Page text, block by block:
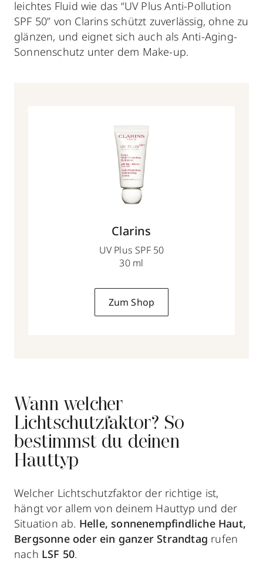
leichtes Fluid wie das “UV Plus Anti-Pollution
SPF 50” von Clarins schützt zuverlässig, ohne zu
glänzen, und eignet sich auch als Anti-Aging-
Sonnenschutz unter dem Make-up.
Clarins
UV Plus SPF 50
30 ml
Zum Shop
Wann welcher
Lichtschutzfaktor? So
bestimmst du deinen
Hauttyp
Welcher Lichtschutzfaktor der richtige ist,
hängt vor allem von deinem Hauttyp und der
Situation ab. Helle, sonnenempfindliche Haut,
Bergsonne oder ein ganzer Strandtag rufen
nach LSF 50.